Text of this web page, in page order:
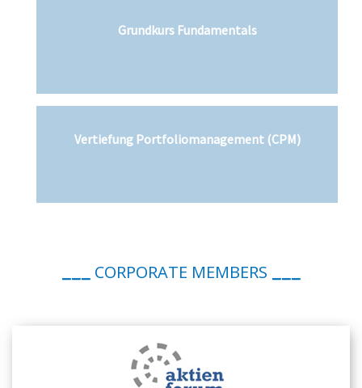
Grundkurs Fundamentals
Vertiefung Portfoliomanagement (CPM)
CORPORATE MEMBERS